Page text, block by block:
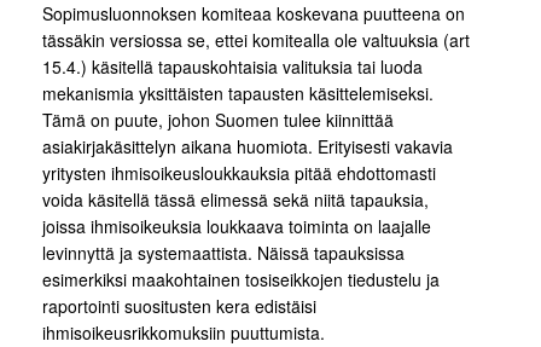
Sopimusluonnoksen komiteaa koskevana puutteena on
tässäkin versiossa se, ettei komitealla ole valtuuksia (art
15.4.) käsitellä tapauskohtaisia valituksia tai luoda
mekanismia yksittäisten tapausten käsittelemiseksi.
Tämä on puute, johon Suomen tulee kiinnittää
asiakirjakäsittelyn aikana huomiota. Erityisesti vakavia
yritysten ihmisoikeusloukkauksia pitää ehdottomasti
voida käsitellä tässä elimessä sekä niitä tapauksia,
joissa ihmisoikeuksia loukkaava toiminta on laajalle
levinnyttä ja systemaattista. Näissä tapauksissa
esimerkiksi maakohtainen tosiseikkojen tiedustelu ja
raportointi suositusten kera edistäisi
ihmisoikeusrikkomuksiin puuttumista.